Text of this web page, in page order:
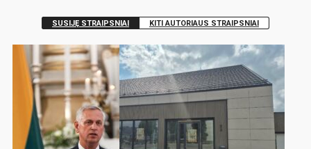
SUSIJĘ STRAIPSNIAI KITI AUTORIAUS STRAIPSNIAI